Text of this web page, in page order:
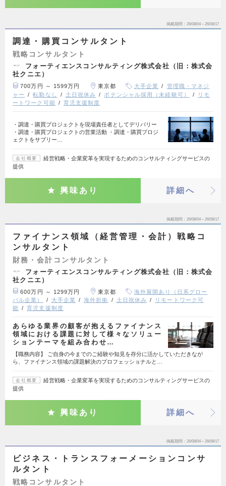
掲載期間 26/08/04～26/08/17
調達・購買コンサルタント
戦略コンサルタント
フォーティエンスコンサルティング株式会社（旧：株式会
社クニエ）
700万円 ～ 1599万円 東京都 大手企業
管理職・マネジ
ャー
転勤なし 土日祝休み ポテンシャル採用（未経験可）
リモ
ートワーク可能
育児支援制度
・調達・購買プロジェクトを現場責任者としてデリバリー
・調達・購買プロジェクトの営業活動 ・調達・購買プロジ
ェクトをサブリー…
会社概要
経営戦略・企業変革を実現するためのコンサルティングサービスの
提供
興味あり 詳細へ
掲載期間 26/08/04～26/08/17
ファイナンス領域（経営管理・会計）戦略コ
ンサルタント
財務・会計コンサルタント
フォーティエンスコンサルティング株式会社（旧：株式会
社クニエ）
600万円 ～ 1299万円 東京都
海外展開あり（日系グロー
バル企業）
大手企業 海外折衝 土日祝休み
リモートワーク可
能
育児支援制度
あらゆる業界の顧客が抱えるファイナンス
領域における課題に対して様々なソリュー
ションテーマを組み合わせ…
【職務内容】 ご自身の今までのご経験や知見を存分に活かしていただきなが
ら、ファイナンス領域の課題解決のプロフェッショナルと…
会社概要
経営戦略・企業変革を実現するためのコンサルティングサービスの
提供
興味あり 詳細へ
掲載期間 26/08/04～26/08/17
ビジネス・トランスフォーメーションコンサ
ルタント
戦略コンサルタント